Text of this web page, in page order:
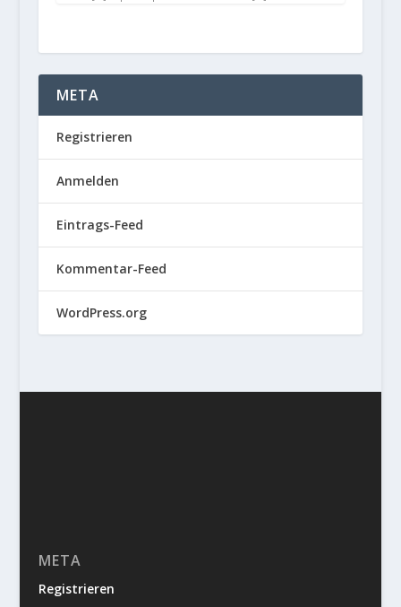
META
Registrieren
Anmelden
Eintrags-Feed
Kommentar-Feed
WordPress.org
META
Registrieren